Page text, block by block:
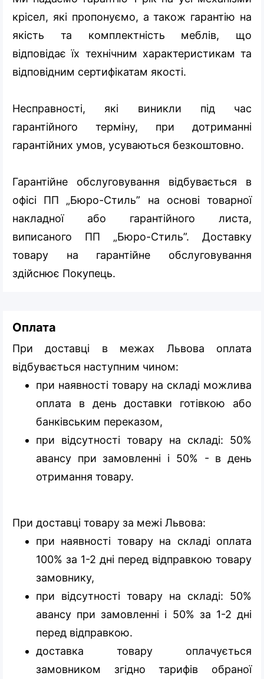
крісел, які пропонуємо, а також гарантію на
якість та комплектність меблів, що
відповідає їх технічним характеристикам та
відповідним сертифікатам якості.
Несправності, які виникли під час
гарантійного терміну, при дотриманні
гарантійних умов, усуваються безкоштовно.
Гарантійне обслуговування відбувається в
офісі ПП „Бюро-Стиль” на основі товарної
накладної або гарантійного листа,
виписаного ПП „Бюро-Стиль”. Доставку
товару на гарантійне обслуговування
здійснює Покупець.
Оплата
При доставці в межах Львова оплата
відбувається наступним чином:
при наявності товару на складі можлива
оплата в день доставки готівкою або
банківським переказом,
при відсутності товару на складі: 50%
авансу при замовленні і 50% - в день
отримання товару.
При доставці товару за межі Львова:
при наявності товару на складі оплата
100% за 1-2 дні перед відправкою товару
замовнику,
при відсутності товару на складі: 50%
авансу при замовленні і 50% за 1-2 дні
перед відправкою.
доставка товару оплачується
замовником згідно тарифів обраної